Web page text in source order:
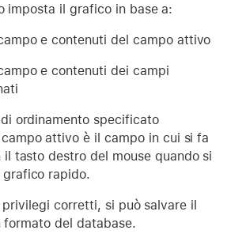
imposta il grafico in base a:
e contenuti del campo attivo
e contenuti dei campi
ordinamento specificato
campo attivo è il campo in cui si fa
il tasto destro del mouse quando si
grafico rapido.
privilegi corretti, si può salvare il
formato del database.